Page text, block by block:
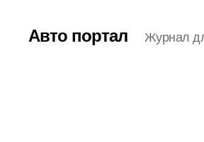
Авто портал Журнал